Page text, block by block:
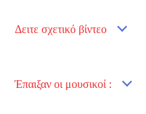
Δειτε σχετικό βίντεο
Έπαιξαν οι μουσικοί :